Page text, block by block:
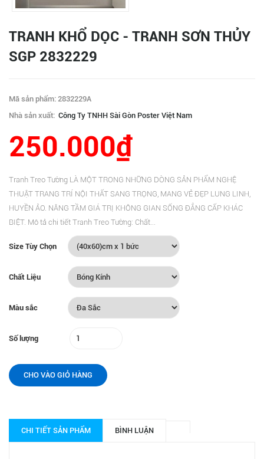
TRANH KHỔ DỌC - TRANH SƠN THỦY
SGP 2832229
Mã sản phẩm: 2832229A
Nhà sản xuất: Công Ty TNHH Sài Gòn Poster Việt Nam
250.000₫
Tranh Treo Tường LÀ MỘT TRONG NHỮNG DÒNG SẢN PHẨM NGHỆ
THUẬT TRANG TRÍ NỘI THẤT SANG TRỌNG, MANG VẺ ĐẸP LUNG LINH,
HUYỀN ẢO. NÂNG TẦM GIÁ TRỊ KHÔNG GIAN SỐNG ĐẲNG CẤP KHÁC
BIỆT. Mô tả chi tiết Tranh Treo Tường: Chất...
Size Tùy Chọn
Chất Liệu
Màu sắc
Số lượng
CHO VÀO GIỎ HÀNG
CHI TIẾT SẢN PHẨM BÌNH LUẬN